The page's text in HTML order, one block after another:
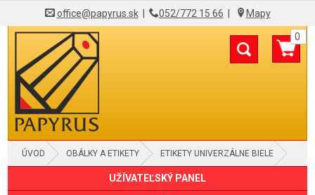
office@papyrus.sk| 052/772 15 66 Mapy
0
ÚVOD OBÁLKY A ETIKETY ETIKETY UNIVERZÁLNE BIELE
UŽÍVATEĽSKÝ PANEL